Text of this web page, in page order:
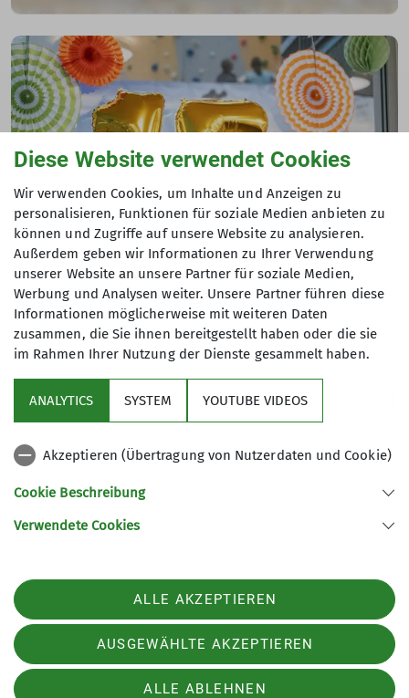
31.10.2024
Fünf Tage, 3.000 Meter über dem Meer: In luftiger Höhe
als Bauhelfer auf der Vernagthütte war Muskelkraft und
Teamgeist gefragt. Mit einem Mix aus handwerklicher
Arbeit und spontanen Planänderungen brachten
engagierte Freiwillige und Bauarbeiter gemeinsam die
Sanierung der Hütte ein gutes Stück voran.
News Kletterzentrumsseite News Startseite
Rückblick: Tag der offenen Tür 2024
22.10.2024
Bereits am Eingang strahlten die Gesichter, als wir am
Samstag, den 12. Oktober 2024, unsere Türen öffneten,
um das 15-jährige Bestehen mit einem Tag der offenen
Tür zu feiern. Viele Personen hatten die Gelegenheit, den
Kletter- und Bergsport hautnah zu erleben. Zwischen
13:00 und 18:00 Uhr konnten sie kostenlos an
verschiedenen Kletter- und Boulderstationen sowie
einem Koordinationstraining teilnehmen.
mehr erfahren
Andere Themen
Aktionstage Geschichten aus unserer Sektion
Geschichten vom Klettern
Im Fokus
Unsere Partner
Diese Website verwendet Cookies
Wir verwenden Cookies, um Inhalte und Anzeigen zu
personalisieren, Funktionen für soziale Medien anbieten zu
können und Zugriffe auf unsere Website zu analysieren.
Außerdem geben wir Informationen zu Ihrer Verwendung
unserer Website an unsere Partner für soziale Medien,
Werbung und Analysen weiter. Unsere Partner führen diese
Informationen möglicherweise mit weiteren Daten
zusammen, die Sie ihnen bereitgestellt haben oder die sie
im Rahmen Ihrer Nutzung der Dienste gesammelt haben.
ANALYTICS SYSTEM YOUTUBE VIDEOS
Akzeptieren (Übertragung von Nutzerdaten und Cookie)
Cookie Beschreibung
Verwendete Cookies
ALLE AKZEPTIEREN
AUSGEWÄHLTE AKZEPTIEREN
ALLE ABLEHNEN